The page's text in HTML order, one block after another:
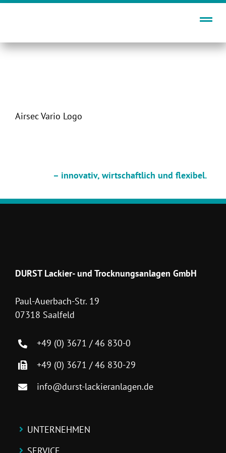
Zum
Airsec Vario Logo
– innovativ, wirtschaftlich und flexibel.
DURST Lackier- und Trocknungsanlagen GmbH
Paul-Auerbach-Str. 19
07318 Saalfeld
+49 (0) 3671 / 46 830-0
+49 (0) 3671 / 46 830-29
info@durst-lackieranlagen.de
UNTERNEHMEN